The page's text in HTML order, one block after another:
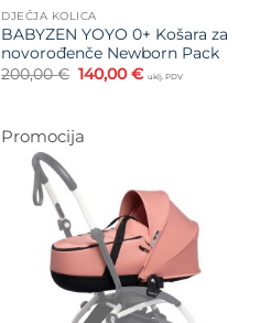
DJEČJA KOLICA
BABYZEN YOYO 0+ Košara za
novorođenče Newborn Pack
200,00€ Izvorna
cijena
200,00 €.
140,00€Trenutna
cijena
uklj. PDV
Promocija
Dodajte
na listu
želja